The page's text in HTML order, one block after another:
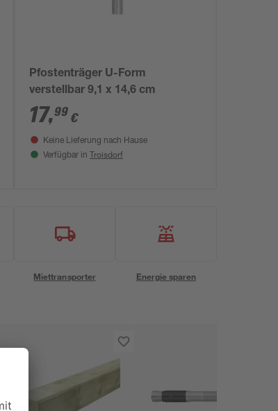
Pfostenträger U-Form
verstellbar 9,1 x 14,6 cm
17,99 €
Keine Lieferung nach Hause
Verfügbar in Troisdorf
Miettransporter Energie sparen